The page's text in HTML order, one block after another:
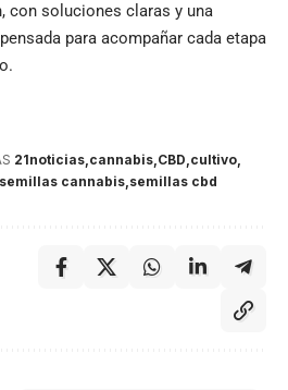
con soluciones claras y una
para acompañar cada etapa
21noticias cannabis CBD cultivo
semillas cannabis semillas cbd